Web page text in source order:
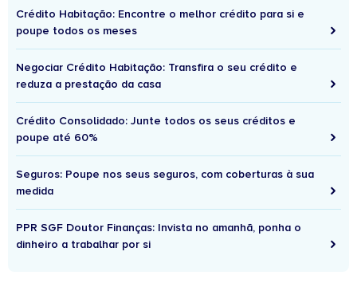
Crédito Habitação: Encontre o melhor crédito para si e
poupe todos os meses
Negociar Crédito Habitação: Transfira o seu crédito e
reduza a prestação da casa
Crédito Consolidado: Junte todos os seus créditos e
poupe até 60%
Seguros: Poupe nos seus seguros, com coberturas à sua
medida
PPR SGF Doutor Finanças: Invista no amanhã, ponha o
dinheiro a trabalhar por si